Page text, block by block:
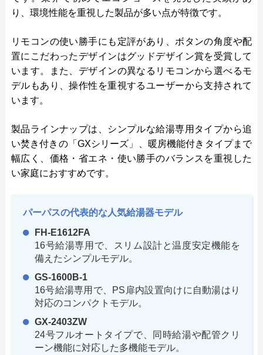
り、環境性能を重視した製品が多い点が特徴です。
リモコンの使い勝手にも定評があり、ボタンの角度や配
置にこだわったデザインはグッドデザイン賞を受賞して
います。また、デザインの異なるリモコンから選べるモ
デルもあり、操作性を重視するユーザーから支持されて
います。
製品ラインナップは、シンプルな給湯専用タイプから追
い焚き付きの「GXシリーズ」、暖房機能付きタイプまで
幅広く、価格・省エネ・使い勝手のバランスを重視した
い家庭におすすめです。
パーパスの代表的な人気給湯器モデル
FH-E1612FA
16号給湯専用で、スリム設計と温度安定機能を
備えたシンプルモデル。
GS-1600B-1
16号給湯専用で、PS扉内設置向けに自動湯はり
対応のコンパクトモデル。
GX-2403ZW
24号フルオートタイプで、同時給湯や配管クリ
ーン機能に対応した多機能モデル。